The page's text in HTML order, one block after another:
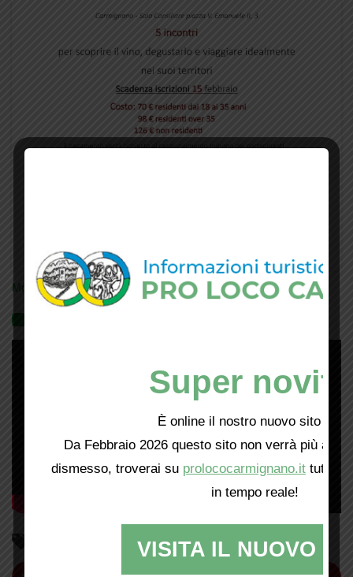
Mostra tutte le locandine
Parliamo di…
Super
È online il nostro nuovo sito web!
Da Febbraio 2026 questo sito non verrà più
dismesso, troverai su prolococarmignano.it tutti i
in tempo reale!
VISITA IL NUOVO